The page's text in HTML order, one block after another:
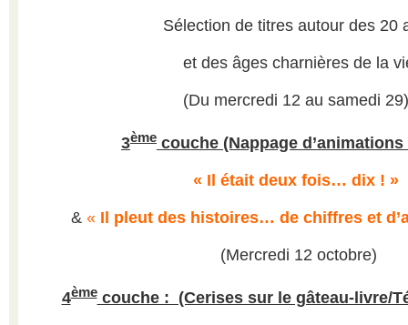
Sélection de titres autour des 20
et des âges charnières de la
(Du mercredi 12 au samedi 29)
3ème couche (Nappage
« Il était deux fois… dix ! »
& « Il pleut des histoires… de chiffres et
(Mercredi 12 octobre)
4èmecouche : (Cerises sur le gâteau-livre/